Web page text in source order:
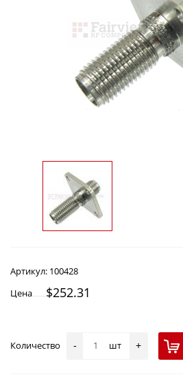
Артикул: 100428
Цена
$252.31
Количество - шт +